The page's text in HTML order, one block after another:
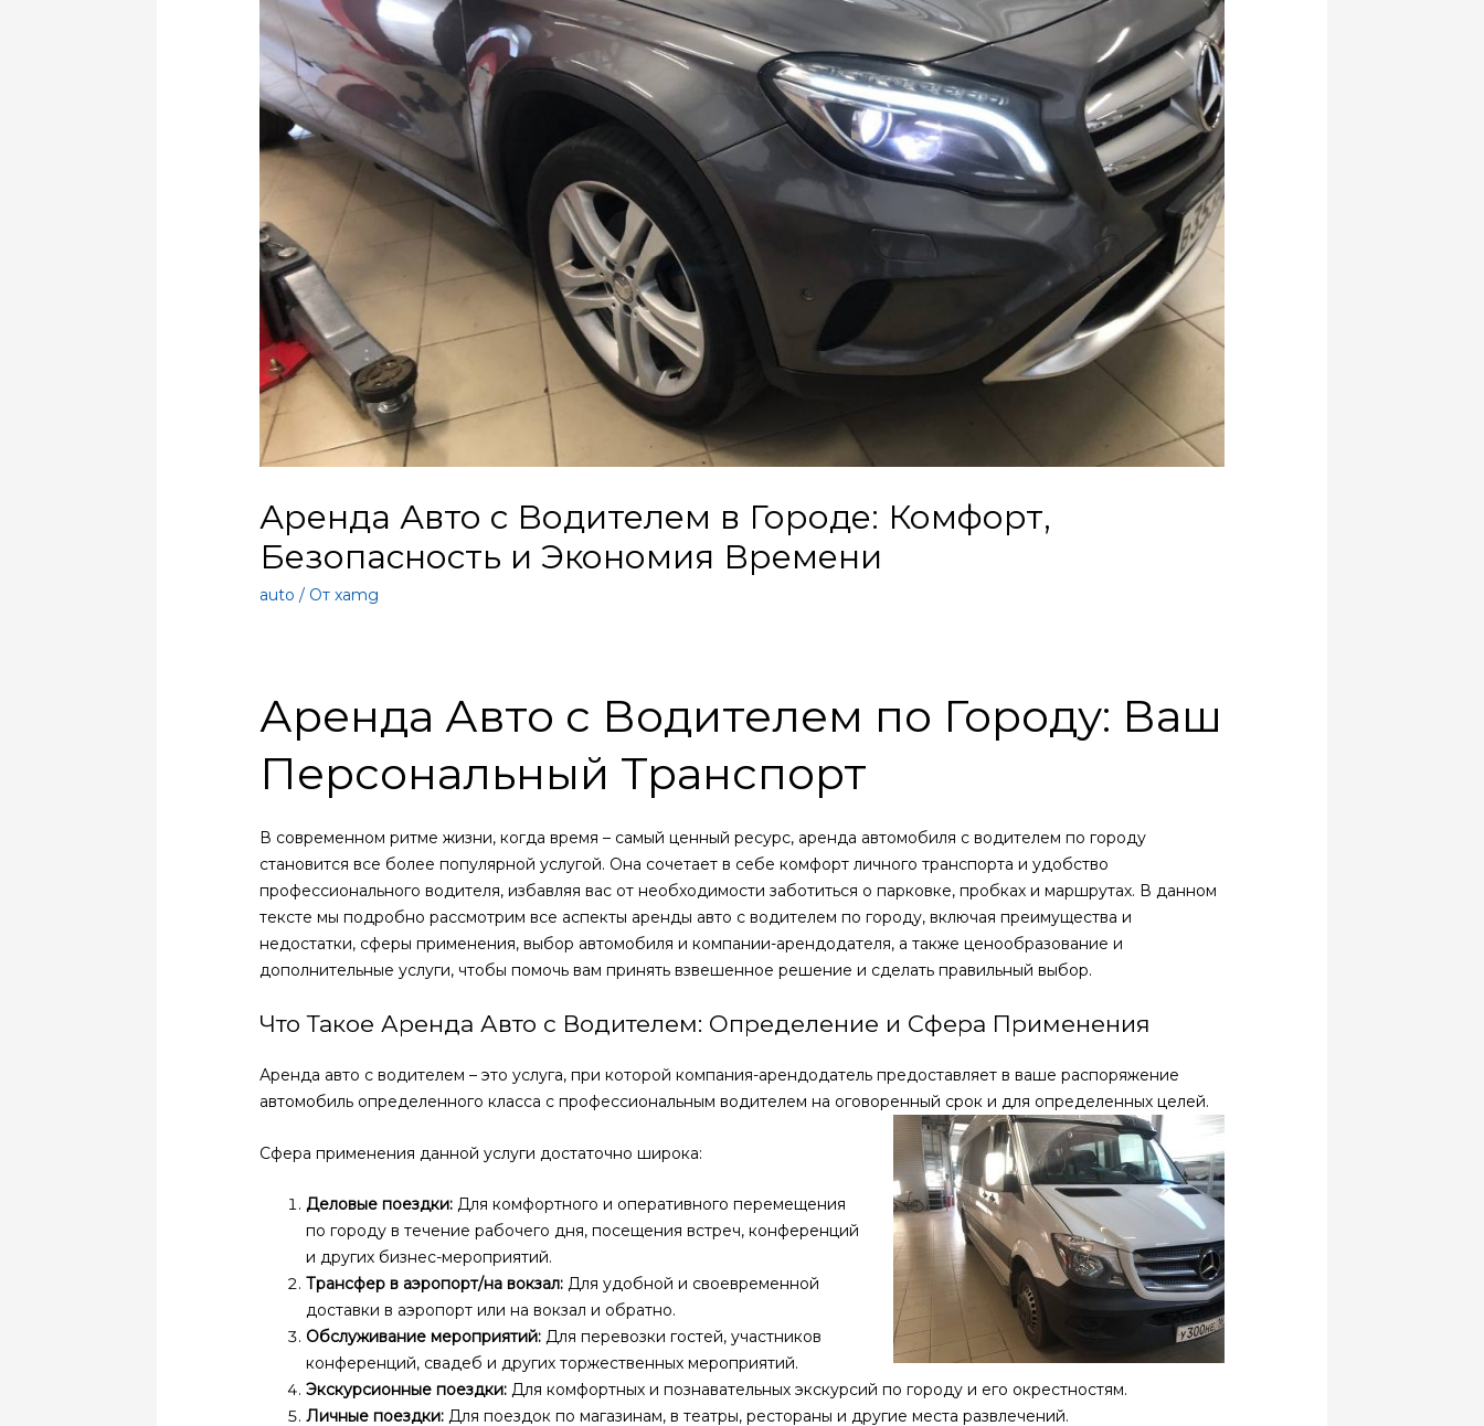
Аренда Авто с Водителем в Городе: Комфорт,
Безопасность и Экономия Времени
auto / От xamg
Аренда Авто с Водителем по Городу: Ваш
Персональный Транспорт
В современном ритме жизни, когда время – самый ценный ресурс, аренда автомобиля с водителем по городу
становится все более популярной услугой. Она сочетает в себе комфорт личного транспорта и удобство
профессионального водителя, избавляя вас от необходимости заботиться о парковке, пробках и маршрутах. В данном
тексте мы подробно рассмотрим все аспекты аренды авто с водителем по городу, включая преимущества и
недостатки, сферы применения, выбор автомобиля и компании-арендодателя, а также ценообразование и
дополнительные услуги, чтобы помочь вам принять взвешенное решение и сделать правильный выбор.
Что Такое Аренда Авто с Водителем: Определение и Сфера Применения
Аренда авто с водителем – это услуга, при которой компания-арендодатель предоставляет в ваше распоряжение
автомобиль определенного класса с профессиональным водителем на оговоренный срок и для определенных целей.
Сфера применения данной услуги достаточно широка:
Деловые поездки: Для комфортного и оперативного перемещения
по городу в течение рабочего дня, посещения встреч, конференций
и других бизнес-мероприятий.
Трансфер в аэропорт/на вокзал: Для удобной и своевременной
доставки в аэропорт или на вокзал и обратно.
Обслуживание мероприятий: Для перевозки гостей, участников
конференций, свадеб и других торжественных мероприятий.
Экскурсионные поездки: Для комфортных и познавательных экскурсий по городу и его окрестностям.
Личные поездки: Для поездок по магазинам, в театры, рестораны и другие места развлечений.